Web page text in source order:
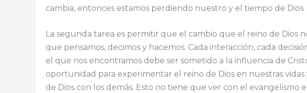
cambia, entonces estamos perdiendo nuestro y el tiempo de Dios.
La segunda tarea es permitir que el cambio que el reino de Dios
que pensamos, decimos y hacemos. Cada interacción, cada
el que nos encontramos debe ser sometido a la influencia de
oportunidad para experimentar el reino de Dios en nuestras
de Dios con los demás. Esto no tiene que ver con el evangelismo